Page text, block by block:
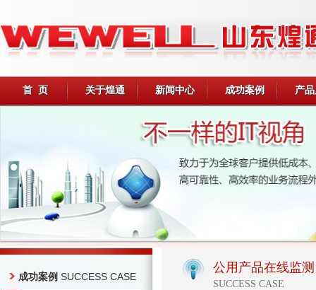
首 页 关于煌通 新闻中心 成功案例 产
成功案例 SUCCESS CASE
公用产品在线监测
SUCCESS CASE